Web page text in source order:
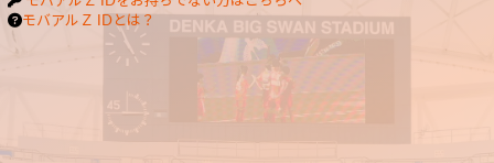
モバアルＺ IDとは？